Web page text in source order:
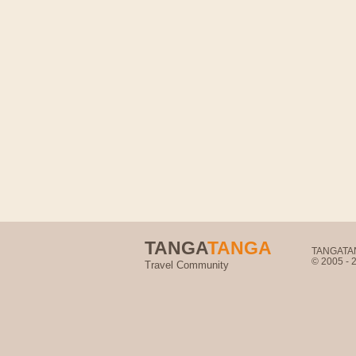
TANGATANGA
Travel Community
© 2005 -